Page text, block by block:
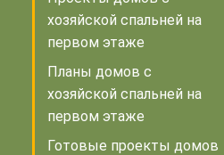
хозяйской спальней на
первом этаже
Планы домов с
хозяйской спальней на
первом этаже
Готовые проекты домов